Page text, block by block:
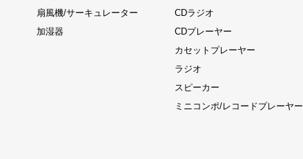
扇風機/サーキュレーター
加湿器
CDラジオ
CDプレーヤー
カセットプレーヤー
ラジオ
スピーカー
ミニコンポ/レコードプレーヤー